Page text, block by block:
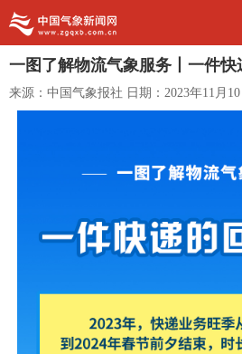
一图了解物流气象服务丨一件快
来源：中国气象报社 日期：2023年11月